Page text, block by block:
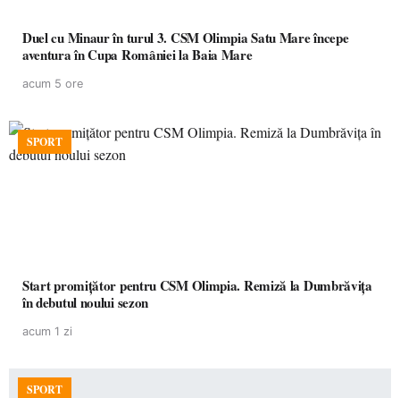
Duel cu Minaur în turul 3. CSM Olimpia Satu Mare începe
aventura în Cupa României la Baia Mare
acum 5 ore
SPORT
Start promițător pentru CSM Olimpia. Remiză la Dumbrăvița
în debutul noului sezon
acum 1 zi
SPORT